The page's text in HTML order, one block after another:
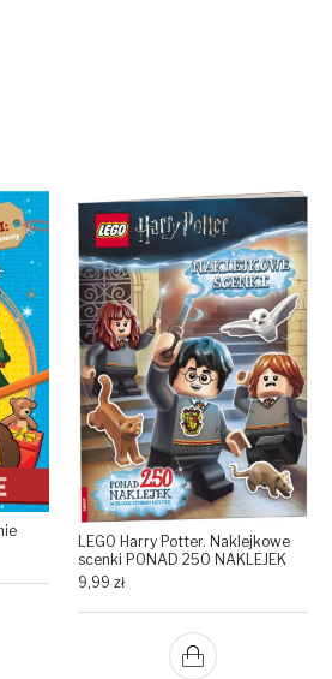
LEGO Harry Potter. Naklejkowe
scenki PONAD 250 NAKLEJEK
9,99 zł